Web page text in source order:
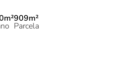
909m²
Parcela